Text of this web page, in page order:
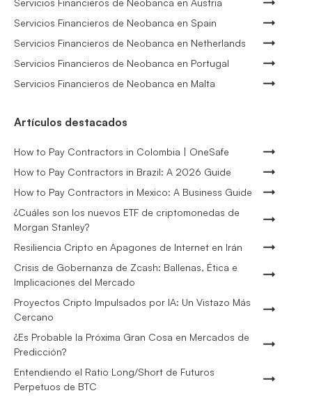
Servicios Financieros de Neobanca en Austria
Servicios Financieros de Neobanca en Spain
Servicios Financieros de Neobanca en Netherlands
Servicios Financieros de Neobanca en Portugal
Servicios Financieros de Neobanca en Malta
Artículos destacados
How to Pay Contractors in Colombia | OneSafe
How to Pay Contractors in Brazil: A 2026 Guide
How to Pay Contractors in Mexico: A Business Guide
¿Cuáles son los nuevos ETF de criptomonedas de
Morgan Stanley?
Resiliencia Cripto en Apagones de Internet en Irán
Crisis de Gobernanza de Zcash: Ballenas, Ética e
Implicaciones del Mercado
Proyectos Cripto Impulsados por IA: Un Vistazo Más
Cercano
¿Es Probable la Próxima Gran Cosa en Mercados de
Predicción?
Entendiendo el Ratio Long/Short de Futuros
Perpetuos de BTC